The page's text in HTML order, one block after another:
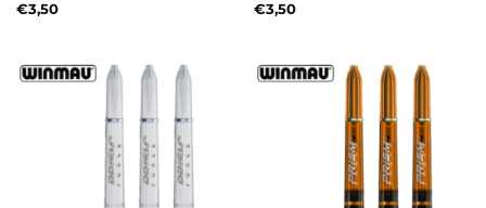
€3,50
€3,50